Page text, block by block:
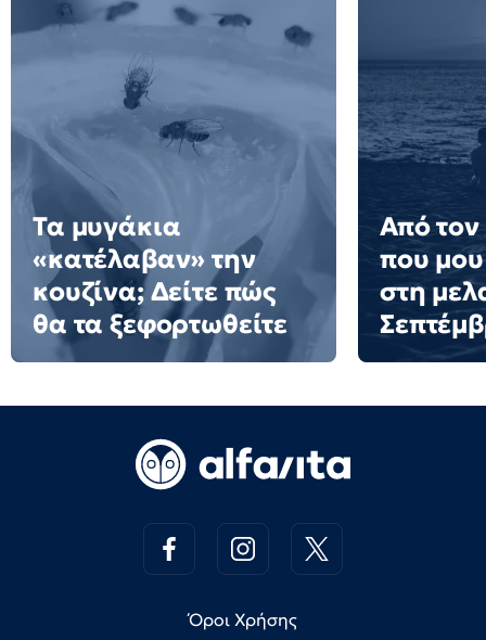
Τα μυγάκια
«κατέλαβαν» την
κουζίνα; Δείτε πώς
θα τα ξεφορτωθείτε
Από
που
στη
Όροι Χρήσης